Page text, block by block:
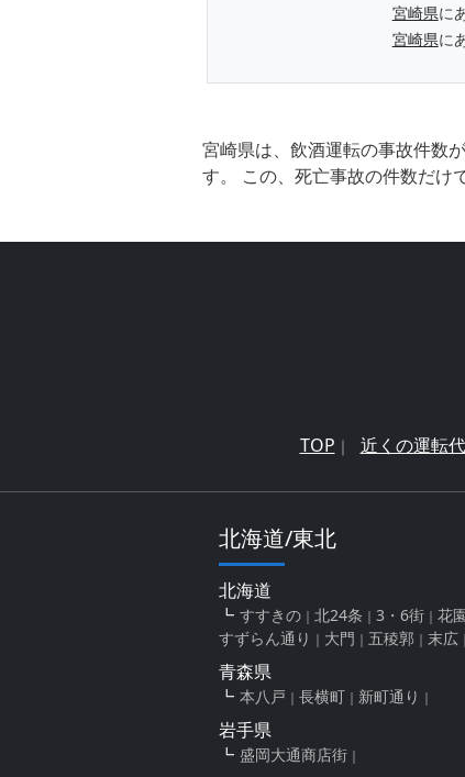
宮崎県に
宮崎県に
宮崎県は、飲酒運転の事故件数
す。 この、死亡事故の件数だけ
TOP 近くの運転
北海道/東北
北海道
すすきの 北24条 3・6街
花
すずらん通り
大門 五稜郭 末広
青森県
本八戸 長横町 新町通り
岩手県
盛岡大通商店街